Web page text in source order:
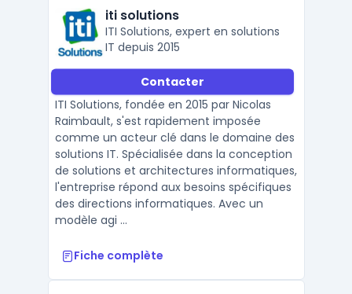
iti solutions
ITI Solutions, expert en solutions
IT depuis 2015
Contacter
ITI Solutions, fondée en 2015 par Nicolas
Raimbault, s'est rapidement imposée
comme un acteur clé dans le domaine des
solutions IT. Spécialisée dans la conception
de solutions et architectures informatiques,
l'entreprise répond aux besoins spécifiques
des directions informatiques. Avec un
modèle agi ...
Fiche complète